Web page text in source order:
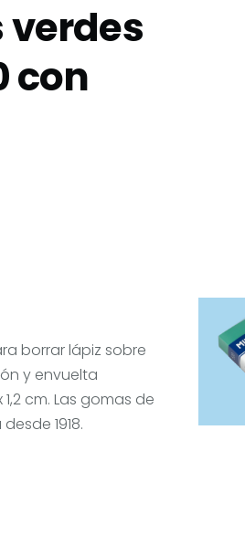
verdes
con
borrar lápiz sobre
y envuelta
cm. Las gomas de
1918.